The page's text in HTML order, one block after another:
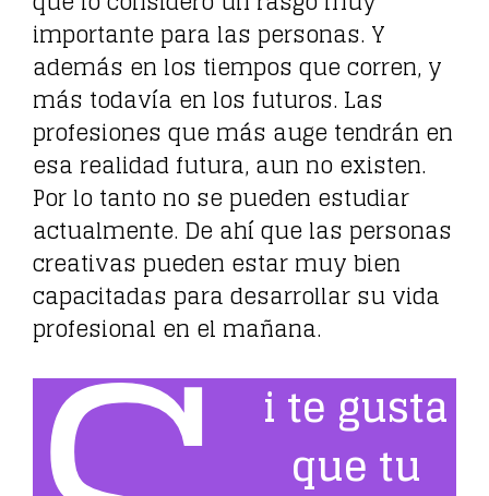
importante para las personas. Y
además en los tiempos que corren, y
más todavía en los futuros. Las
profesiones que más auge tendrán en
esa realidad futura, aun no existen.
Por lo tanto no se pueden estudiar
actualmente. De ahí que las personas
creativas pueden estar muy bien
capacitadas para desarrollar su vida
profesional en el mañana.
i te gusta
que tu